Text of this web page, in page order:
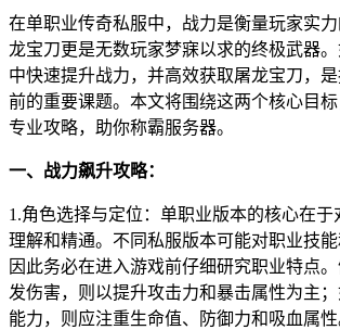
在单职业传奇私服中，战力是衡量玩家实
龙宝刀更是无数玩家梦寐以求的终极武器
中快速提升战力，并高效获取屠龙宝刀，
前的重要课题。本文将围绕这两个核心目
专业攻略，助你称霸服务器。
一、战力飙升攻略：
1.角色选择与定位：单职业版本的核心在
理解和精通。不同私服版本可能对职业技能
因此务必在进入游戏前仔细研究职业特点
发伤害，则以提升攻击力和暴击属性为主
能力，则应注重生命值、防御力和吸血属性